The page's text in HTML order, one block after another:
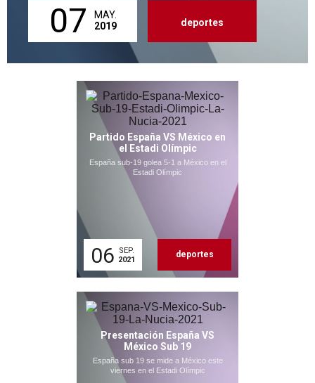
07
MAY.
2019
deportes
Partido España VS México en
el Estadi Olímpic
España sub-19 golea 5-1 a México en el
Estadi Olímpic
06
SEP.
2021
deportes
Presentación España VS
México Sub 19
España sub 19 se mide a México este
viernes en el Estadi Olímpic